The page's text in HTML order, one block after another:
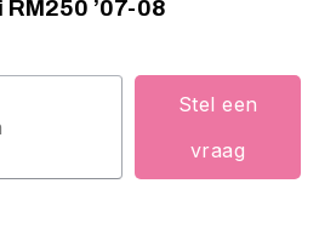
’07-08
Stel een
vraag